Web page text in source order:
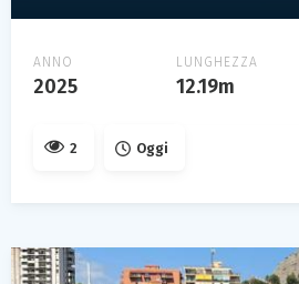
ANNO
2025
LUNGHEZZA
12.19m
2 Oggi